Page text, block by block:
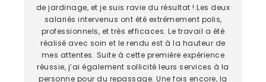
de jardinage, et je suis ravie du résultat ! Les deux
salariés intervenus ont été extrêmement polis,
professionnels, et très efficaces. Le travail a été
réalisé avec soin et le rendu est à la hauteur de
mes attentes. Suite à cette première expérience
réussie, j’ai également sollicité leurs services à la
personne pour du repassage. Une fois encore, la